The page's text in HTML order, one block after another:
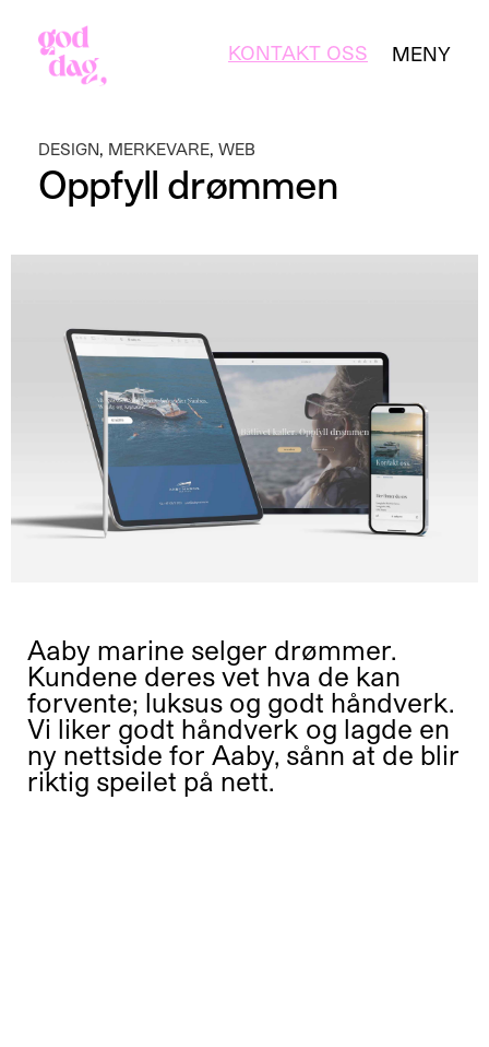
KONTAKT OSS
MENY
DESIGN, MERKEVARE, WEB
Oppfyll drømmen
Aaby marine selger drømmer.
Kundene deres vet hva de kan
forvente; luksus og godt håndverk.
Vi liker godt håndverk og lagde en
ny nettside for Aaby, sånn at de blir
riktig speilet på nett.